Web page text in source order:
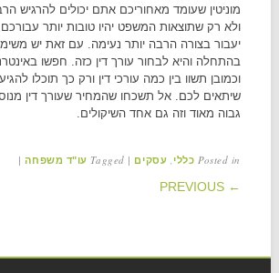
מוניטין שעומד מאחוריכם אתם יכולים להרגיש
ולא רק שתוצאות המשפט יהיו טובות יותר
יעבור בצורה הרבה יותר נעימה. עם זאת יש
בהתחלה והיא לבחור עורך דין כזה. חפשו
וכמובן תשוו בין כמה עורכי דין ורק כך תוכלו
שיתאים לכם. אל תשכחו שהמחיר שעורך דין
גבוה מאוד וזה גם אחד השיקולים.
Posted in כללי, עסקים |
Tagged עו"ד משפחה |
POST NAVIGATION
← PREVIOUS